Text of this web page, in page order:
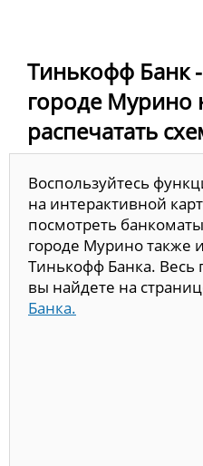
Тинькофф Банк
городе Мурино
распечатать
Воспользуйтесь
на интерактивной
посмотреть
городе Мурино также
Тинькофф Банка. Весь
вы найдете на
Банка.